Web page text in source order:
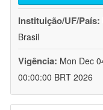
Instituição/UF/País:
Brasil
Vigência: Mon Dec
00:00:00 BRT 2026